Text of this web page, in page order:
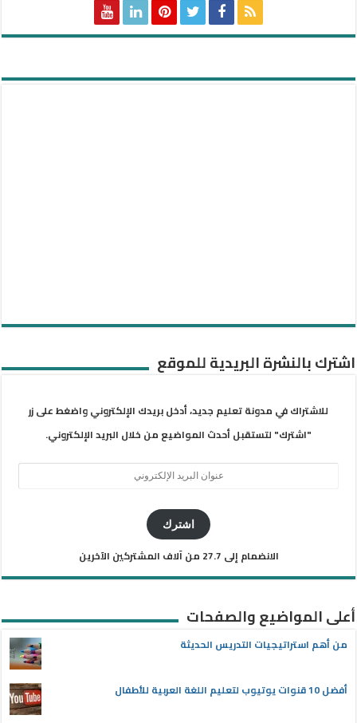
اشترك بالنشرة البريدية للموقع
للاشتراك في مدونة تعليم جديد، أدخل بريدك الإلكتروني واضغط على زر
"اشترك" لتستقبل أحدث المواضيع من خلال البريد الإلكتروني.
اشترك
الانضمام إلى 27.7 من آلاف المشتركين الآخرين
أعلى المواضيع والصفحات
من أهم استراتيجيات التدريس الحديثة
أفضل 10 قنوات يوتيوب لتعليم اللغة العربية للأطفال